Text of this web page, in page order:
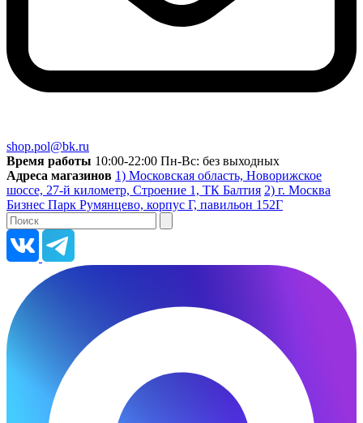
shop.pol@bk.ru
Время работы 10:00-22:00 Пн-Вс: без выходных
Адреса магазинов 1) Московская область, Новорижское
шоссе, 27-й километр, Строение 1, ТК Балтия 2) г. Москва
Бизнес Парк Румянцево, корпус Г, павильон 152Г